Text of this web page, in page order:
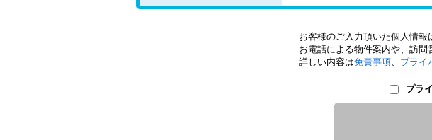
お客様のご入力頂いた個人情報
お電話による物件案内や、訪問
詳しい内容は免責事項、 プライ
プラ